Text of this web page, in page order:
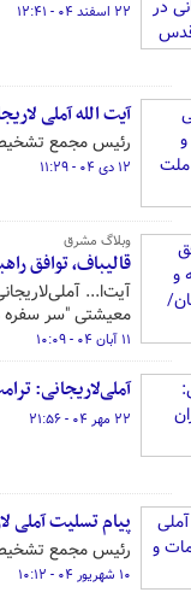
۲۲ اسفند ۰۴ - ۱۲:۴۱
آیت الله آملی
رئیس مجمع
۱۲ دی ۰۴ - ۱۱:۲۹
وبلاگ مشرق
قالیباف، توافق
آیت‌ا...
معیشتی "سر سفره
۱۱ آبان ۰۴ - ۱۰:۰۹
آملی‌لاریجانی:
۲۲ مهر ۰۴ - ۲۱:۵۶
پیام تسلیت آملی
رئیس مجمع
۱۰ شهریور ۰۴ - ۱۰:۱۲